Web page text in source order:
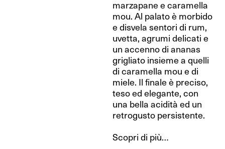
marzapane e caramella
mou. Al palato è morbido
e disvela sentori di rum,
uvetta, agrumi delicati e
un accenno di ananas
grigliato insieme a quelli
di caramella mou e di
miele. Il finale è preciso,
teso ed elegante, con
una bella acidità ed un
retrogusto persistente.
Scopri di più…